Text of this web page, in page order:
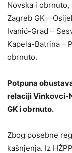
Novska i obrnuto,
Zagreb GK –
Ivanić-Grad –
Kapela-Batrina –
obrnuto.
Potpuna
relaciji Vinkovci-
GK i obrnuto.
Zbog posebne
kašnjenja. Iz